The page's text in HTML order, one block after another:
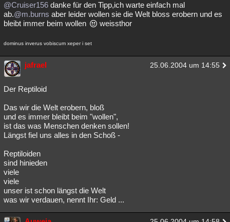
@Cruiser156 danke für den Tipp,ich warte einfach mal
ab.@m.burns aber leider wollen sie die Welt bloss erobern und es
bleibt immer beim wollen
weissthor
dominus inverus vobiscum xeper i set
jafrael 25.06.2004 um 14:55
Der Reptiloid
Das wir die Welt erobern, bloß
und es immer bleibt beim "wollen",
ist das was Menschen denken sollen!
Längst fiel uns alles in den Schoß -
Reptiloiden
sind hinieden
viele
viele
unser ist schon längst die Welt
was wir verdauen, nennt Ihr: Geld ...